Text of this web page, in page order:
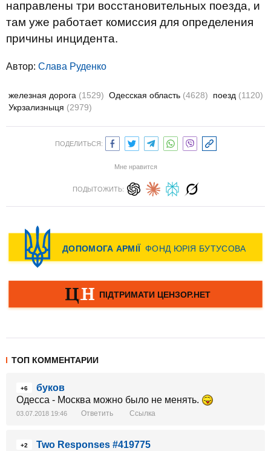
направлены три восстановительных поезда, и
там уже работает комиссия для определения
причины инцидента.
Автор: Слава Руденко
железная дорога (1529) Одесская область (4628) поезд (1120)
Укрзализныця (2979)
ПОДЕЛИТЬСЯ:
Мне нравится
ПОДЫТОЖИТЬ:
ТОП КОММЕНТАРИИ
+6
буков
Одесса - Москва можно было не менять.
03.07.2018 19:46 Ответить Ссылка
+2
Two Responses #419775